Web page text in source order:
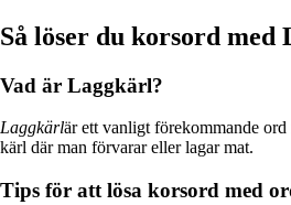
Så löser du korsord med
Vad är Laggkärl?
Laggkärlär ett vanligt förekommande
kärl där man förvarar eller lagar mat.
Tips för att lösa korsord med